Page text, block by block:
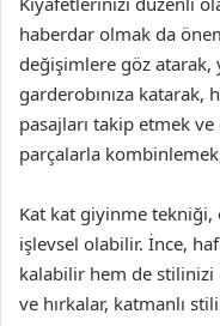
haberdar olmak da
değişimlere göz atarak,
garderobınıza katarak,
pasajları takip etmek ve
parçalarla
Kat kat giyinme tekniği,
işlevsel olabilir. İnce,
kalabilir hem de
ve hırkalar, katmanlı